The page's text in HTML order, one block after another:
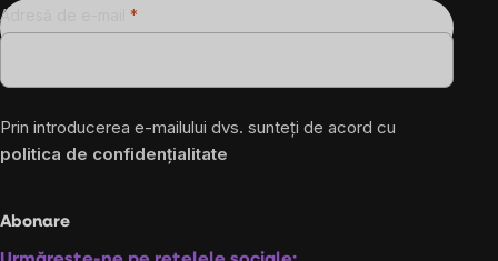
Adresă de e-mail
Prin introducerea e-mailului dvs. sunteți de acord cu
politica de confidențialitate
Abonare